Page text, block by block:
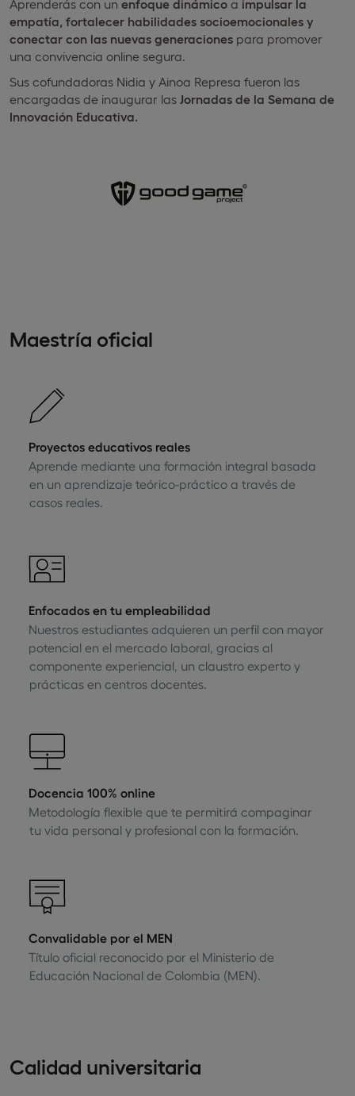
Aprenderás con un enfoque dinámico a impulsar la
empatía, fortalecer habilidades socioemocionales y
conectar con las nuevas generaciones para promover
una convivencia online segura.
Sus cofundadoras Nidia y Ainoa Represa fueron las
encargadas de inaugurar las Jornadas de la Semana de
Innovación Educativa.
Maestría oficial
Proyectos educativos reales
Aprende mediante una formación integral basada
en un aprendizaje teórico-práctico a través de
casos reales.
Enfocados en tu empleabilidad
Nuestros estudiantes adquieren un perfil con mayor
potencial en el mercado laboral, gracias al
componente experiencial, un claustro experto y
prácticas en centros docentes.
Docencia 100% online
Metodología flexible que te permitirá compaginar
tu vida personal y profesional con la formación.
Convalidable por el MEN
Título oficial reconocido por el Ministerio de
Educación Nacional de Colombia (MEN).
Calidad universitaria